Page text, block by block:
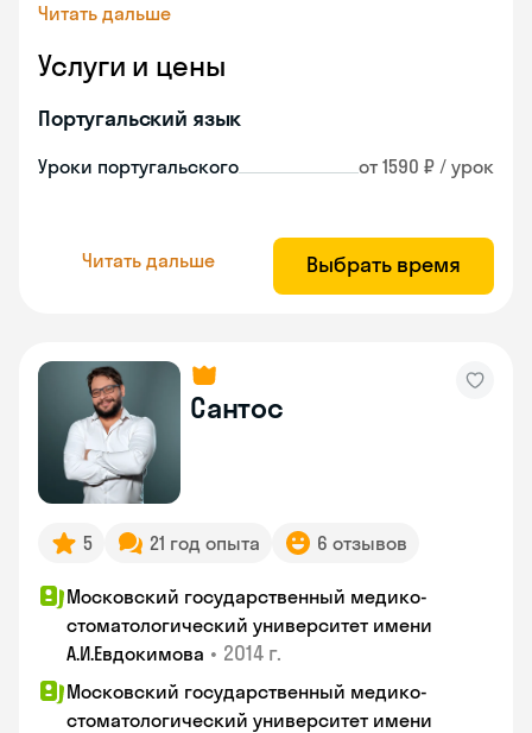
Читать дальше
Услуги и цены
Португальский язык
Уроки португальского от 1590 ₽ / урок
Читать дальше Выбрать время
Сантос
5 21 год опыта 6 отзывов
Московский государственный медико-
стоматологический университет имени
А.И.Евдокимова • 2014 г.
Московский государственный медико-
стоматологический университет имени